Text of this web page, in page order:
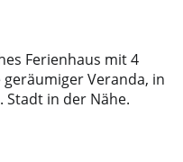
Ferienhaus mit 4
Veranda, in
Stadt in der Nähe.